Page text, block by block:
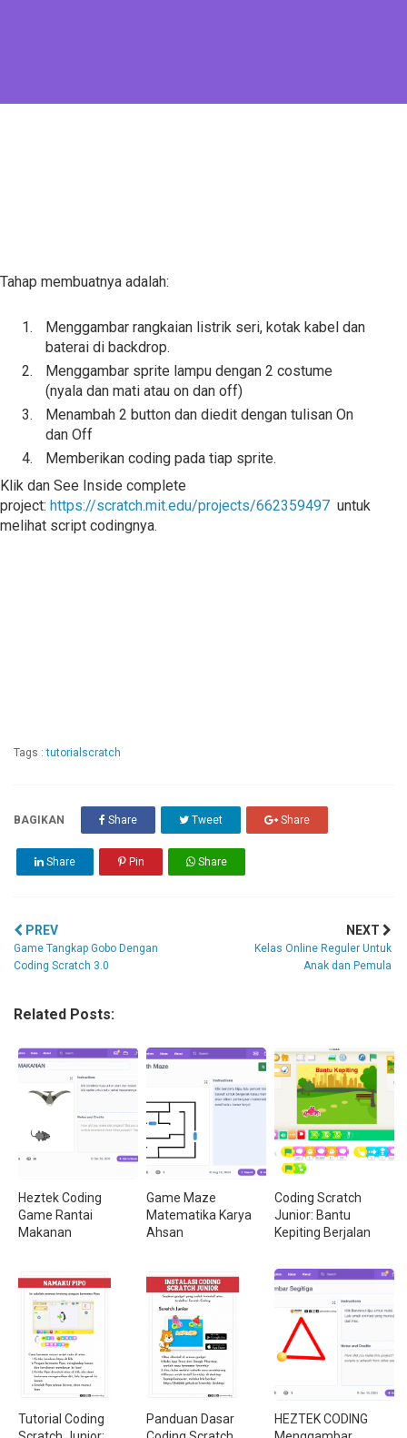
Tahap membuatnya adalah:
Menggambar rangkaian listrik seri, kotak kabel dan
baterai di backdrop.
Menggambar sprite lampu dengan 2 costume
(nyala dan mati atau on dan off)
Menambah 2 button dan diedit dengan tulisan On
dan Off
Memberikan coding pada tiap sprite.
Klik dan See Inside complete
project: https://scratch.mit.edu/projects/662359497 untuk
melihat script codingnya.
Tags :tutorialscratch
BAGIKAN Share Tweet Share
Share Pin Share
PREV
Game Tangkap Gobo Dengan
Coding Scratch 3.0
NEXT
Kelas Online Reguler Untuk
Anak dan Pemula
Related Posts:
Heztek Coding
Game Rantai
Makanan
Game Maze
Matematika Karya
Ahsan
Coding Scratch
Junior: Bantu
Kepiting Berjalan
Tutorial Coding
Panduan Dasar
HEZTEK CODING